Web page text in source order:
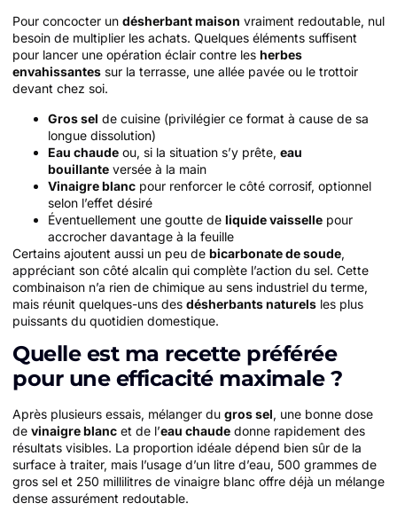
Pour concocter un désherbant maison vraiment redoutable, nul
besoin de multiplier les achats. Quelques éléments suffisent
pour lancer une opération éclair contre les herbes
envahissantes sur la terrasse, une allée pavée ou le trottoir
devant chez soi.
Gros sel de cuisine (privilégier ce format à cause de sa
longue dissolution)
Eau chaude ou, si la situation s’y prête, eau
bouillante versée à la main
Vinaigre blanc pour renforcer le côté corrosif, optionnel
selon l’effet désiré
Éventuellement une goutte de liquide vaisselle pour
accrocher davantage à la feuille
Certains ajoutent aussi un peu de bicarbonate de soude,
appréciant son côté alcalin qui complète l’action du sel. Cette
combinaison n’a rien de chimique au sens industriel du terme,
mais réunit quelques-uns des désherbants naturels les plus
puissants du quotidien domestique.
Quelle est ma recette préférée
pour une efficacité maximale ?
Après plusieurs essais, mélanger du gros sel, une bonne dose
de vinaigre blanc et de l’eau chaude donne rapidement des
résultats visibles. La proportion idéale dépend bien sûr de la
surface à traiter, mais l’usage d’un litre d’eau, 500 grammes de
gros sel et 250 millilitres de vinaigre blanc offre déjà un mélange
dense assurément redoutable.